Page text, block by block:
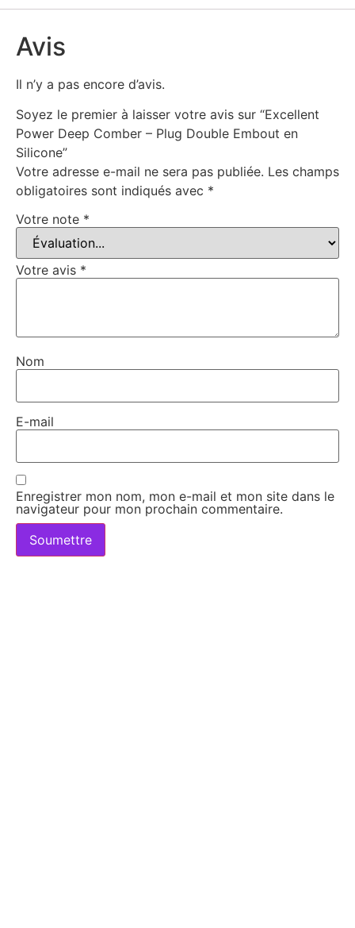
Avis
Il n’y a pas encore d’avis.
Soyez le premier à laisser votre avis sur “Excellent
Power Deep Comber – Plug Double Embout en
Silicone”
Votre adresse e-mail ne sera pas publiée. Les champs
obligatoires sont indiqués avec *
Votre note *
Votre avis *
Nom
E-mail
Enregistrer mon nom, mon e-mail et mon site dans le
navigateur pour mon prochain commentaire.